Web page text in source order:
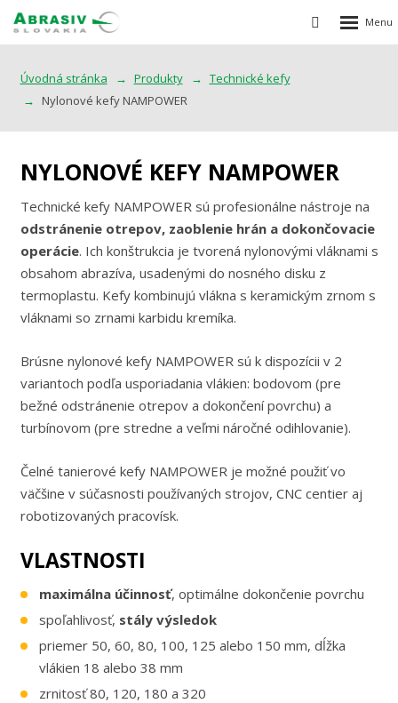
Vyhledávání
Rozbalení
menu
Úvodná stránka Produkty
Technické kefy
Nylonové kefy NAMPOWER
NYLONOVÉ KEFY NAMPOWER
Technické kefy NAMPOWER sú profesionálne nástroje na
odstránenie otrepov, zaoblenie hrán a dokončovacie
operácie. Ich konštrukcia je tvorená nylonovými vláknami s
obsahom abrazíva, usadenými do nosného disku z
termoplastu. Kefy kombinujú vlákna s keramickým zrnom s
vláknami so zrnami karbidu kremíka.
Brúsne nylonové kefy NAMPOWER sú k dispozícii v 2
variantoch podľa usporiadania vlákien: bodovom (pre
bežné odstránenie otrepov a dokončení povrchu) a
turbínovom (pre stredne a veľmi náročné odihlovanie).
Čelné tanierové kefy NAMPOWER je možné použiť vo
väčšine v súčasnosti používaných strojov, CNC centier aj
robotizovaných pracovísk.
VLASTNOSTI
maximálna účinnosť, optimálne dokončenie povrchu
spoľahlivosť, stály výsledok
priemer 50, 60, 80, 100, 125 alebo 150 mm, dĺžka
vlákien 18 alebo 38 mm
zrnitosť 80, 120, 180 a 320